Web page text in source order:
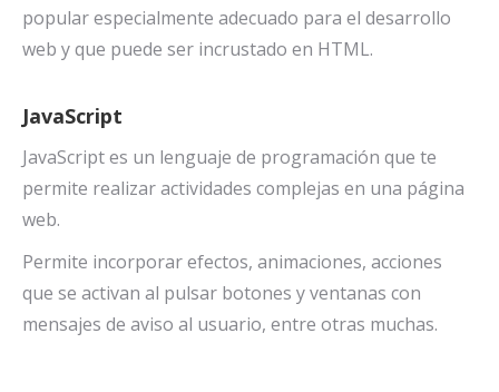
popular especialmente adecuado para el desarrollo
web y que puede ser incrustado en HTML.
JavaScript
JavaScript es un lenguaje de programación que te
permite realizar actividades complejas en una página
web.
Permite incorporar efectos, animaciones, acciones
que se activan al pulsar botones y ventanas con
mensajes de aviso al usuario, entre otras muchas.